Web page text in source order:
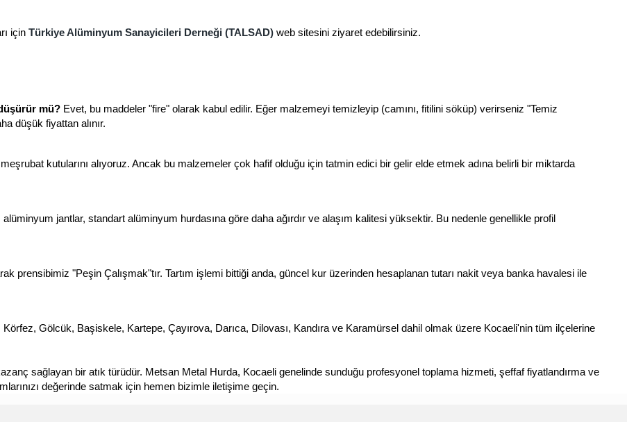
için Türkiye Alüminyum Sanayicileri Derneği (TALSAD) web sitesini ziyaret edebilirsiniz.
mü? Evet, bu maddeler "fire" olarak kabul edilir. Eğer malzemeyi temizleyip (camını, fitilini söküp) verirseniz "Temiz
düşük fiyattan alınır.
kutularını alıyoruz. Ancak bu malzemeler çok hafif olduğu için tatmin edici bir gelir elde etmek adına belirli bir miktarda
alüminyum jantlar, standart alüminyum hurdasına göre daha ağırdır ve alaşım kalitesi yüksektir. Bu nedenle genellikle profil
prensibimiz "Peşin Çalışmak"tır. Tartım işlemi bittiği anda, güncel kur üzerinden hesaplanan tutarı nakit veya banka havalesi ile
Gölcük, Başiskele, Kartepe, Çayırova, Darıca, Dilovası, Kandıra ve Karamürsel dahil olmak üzere Kocaeli'nin tüm ilçelerine
sağlayan bir atık türüdür. Metsan Metal Hurda, Kocaeli genelinde sunduğu profesyonel toplama hizmeti, şeffaf fiyatlandırma ve
değerinde satmak için hemen bizimle iletişime geçin.